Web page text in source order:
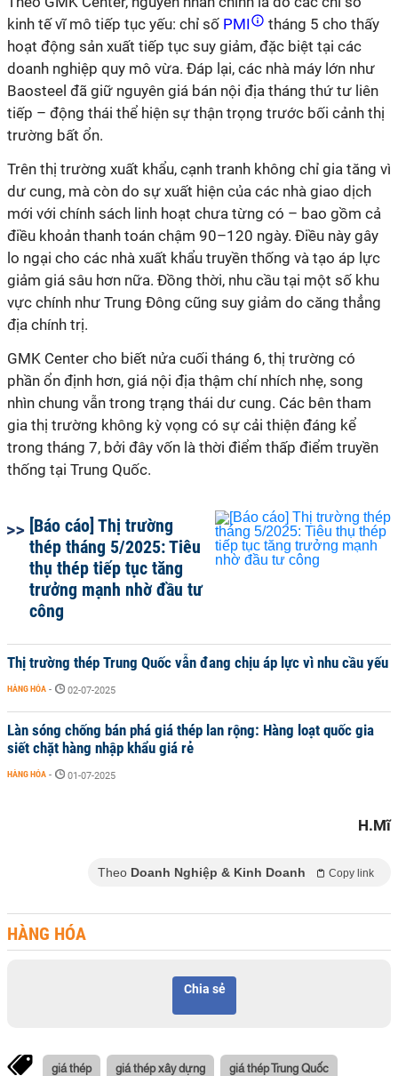
kinh tế vĩ mô tiếp tục yếu: chỉ số PMI
tháng 5 cho thấy
hoạt động sản xuất tiếp tục suy giảm, đặc biệt tại các
doanh nghiệp quy mô vừa. Đáp lại, các nhà máy lớn như
Baosteel đã giữ nguyên giá bán nội địa tháng thứ tư liên
tiếp – động thái thể hiện sự thận trọng trước bối cảnh thị
trường bất ổn.
Trên thị trường xuất khẩu, cạnh tranh không chỉ gia tăng vì
dư cung, mà còn do sự xuất hiện của các nhà giao dịch
mới với chính sách linh hoạt chưa từng có – bao gồm cả
điều khoản thanh toán chậm 90–120 ngày. Điều này gây
lo ngại cho các nhà xuất khẩu truyền thống và tạo áp lực
giảm giá sâu hơn nữa. Đồng thời, nhu cầu tại một số khu
vực chính như Trung Đông cũng suy giảm do căng thẳng
địa chính trị.
GMK Center cho biết nửa cuối tháng 6, thị trường có
phần ổn định hơn, giá nội địa thậm chí nhích nhẹ, song
nhìn chung vẫn trong trạng thái dư cung. Các bên tham
gia thị trường không kỳ vọng có sự cải thiện đáng kể
trong tháng 7, bởi đây vốn là thời điểm thấp điểm truyền
thống tại Trung Quốc.
[Báo cáo] Thị trường
thép tháng 5/2025: Tiêu
thụ thép tiếp tục tăng
trưởng mạnh nhờ đầu tư
công
Thị trường thép Trung Quốc vẫn đang chịu áp lực vì nhu cầu yếu
HÀNG HÓA - 02-07-2025
Làn sóng chống bán phá giá thép lan rộng: Hàng loạt quốc gia
siết chặt hàng nhập khẩu giá rẻ
HÀNG HÓA - 01-07-2025
H.Mĩ
Theo Doanh Nghiệp & Kinh Doanh Copy link
HÀNG HÓA
Chia sẻ
giá thép giá thép xây dựng giá thép Trung Quốc